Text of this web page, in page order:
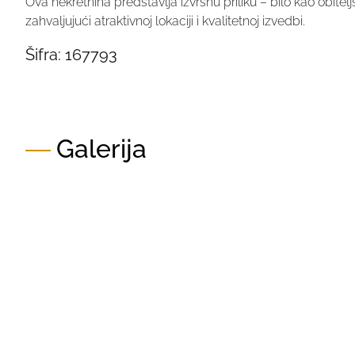
zahvaljujući atraktivnoj lokaciji i kvalitetnoj izvedbi.
Šifra: 167793
Galerija